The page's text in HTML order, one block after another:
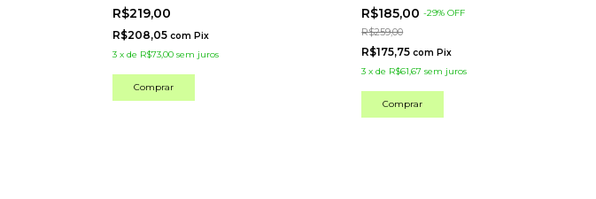
R$219,00
R$208,05 com Pix
3 x de R$73,00 sem juros
Comprar
R$185,00-29%OFF
R$259,00
R$175,75com Pix
3 xde R$61,67 sem juros
Comprar